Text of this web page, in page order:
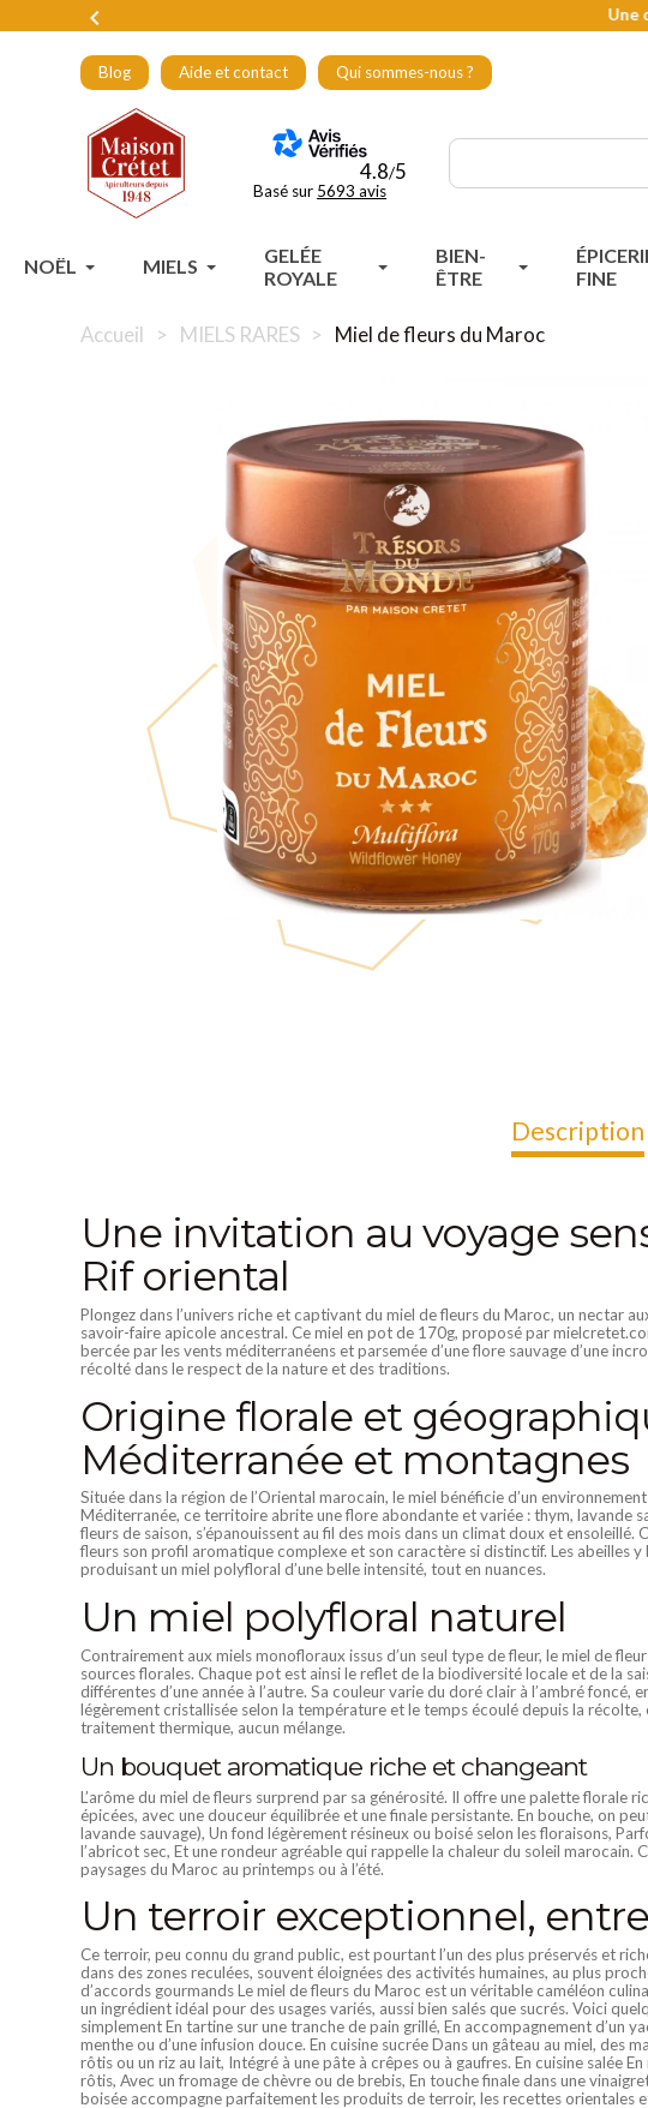
 Une
Blog Aide et contact Qui sommes-nous ?
4.8/5
Basé sur 5693 avis
NOËL MIELS
GELÉE
ROYALE
BIEN-
ÊTRE
FINE
Accueil MIELS RARES Miel de fleurs du Maroc
Description
Une invitation au voyage
Rif oriental
Plongez dans l’univers riche et captivant du miel de fleurs du Maroc, un nectar
savoir-faire apicole ancestral. Ce miel en pot de 170g, proposé par
bercée par les vents méditerranéens et parsemée d’une flore sauvage d’une
récolté dans le respect de la nature et des traditions.
Origine florale et
Méditerranée et montagnes
Située dans la région de l’Oriental marocain, le miel bénéficie d’un
Méditerranée, ce territoire abrite une flore abondante et variée : thym, lavande
fleurs de saison, s’épanouissent au fil des mois dans un climat doux et
fleurs son profil aromatique complexe et son caractère si distinctif. Les abeilles
produisant un miel polyfloral d’une belle intensité, tout en nuances.
Un miel polyfloral naturel
Contrairement aux miels monofloraux issus d’un seul type de fleur, le miel de
sources florales. Chaque pot est ainsi le reflet de la biodiversité locale et de la
différentes d’une année à l’autre. Sa couleur varie du doré clair à l’ambré
légèrement cristallisée selon la température et le temps écoulé depuis la récolte,
traitement thermique, aucun mélange.
Un bouquet aromatique riche et changeant
L’arôme du miel de fleurs surprend par sa générosité. Il offre une palette florale
épicées, avec une douceur équilibrée et une finale persistante. En bouche, on
lavande sauvage), Un fond légèrement résineux ou boisé selon les floraisons,
l’abricot sec, Et une rondeur agréable qui rappelle la chaleur du soleil marocain.
paysages du Maroc au printemps ou à l’été.
Un terroir exceptionnel,
Ce terroir, peu connu du grand public, est pourtant l’un des plus préservés et
dans des zones reculées, souvent éloignées des activités humaines, au plus
d’accords gourmands Le miel de fleurs du Maroc est un véritable caméléon
un ingrédient idéal pour des usages variés, aussi bien salés que sucrés. Voici
simplement En tartine sur une tranche de pain grillé, En accompagnement d’un
menthe ou d’une infusion douce. En cuisine sucrée Dans un gâteau au miel, des
rôtis ou un riz au lait, Intégré à une pâte à crêpes ou à gaufres. En cuisine salée
rôtis, Avec un fromage de chèvre ou de brebis, En touche finale dans une
boisée accompagne parfaitement les produits de terroir, les recettes orientales